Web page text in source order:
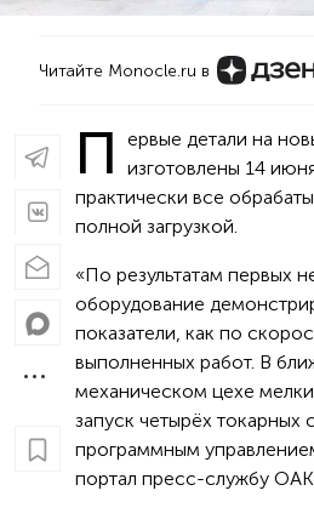
Читайте Monocle.ru в
П
ервые детали на
изготовлены 14
практически все
полной загрузкой.
«По результатам первых
оборудование
показатели, как по
выполненных работ. В
механическом цехе
запуск четырёх токарных
программным
портал пресс-службу